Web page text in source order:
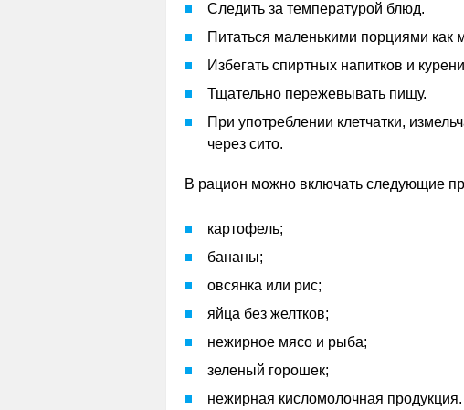
Следить за температурой блюд.
Питаться маленькими порциями как
Избегать спиртных напитков и
Тщательно пережевывать пищу.
При употреблении клетчатки,
через сито.
В рацион можно включать следующие
картофель;
бананы;
овсянка или рис;
яйца без желтков;
нежирное мясо и рыба;
зеленый горошек;
нежирная кисломолочная продукция.